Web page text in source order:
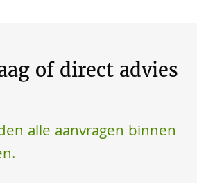
of direct advies
alle aanvragen binnen